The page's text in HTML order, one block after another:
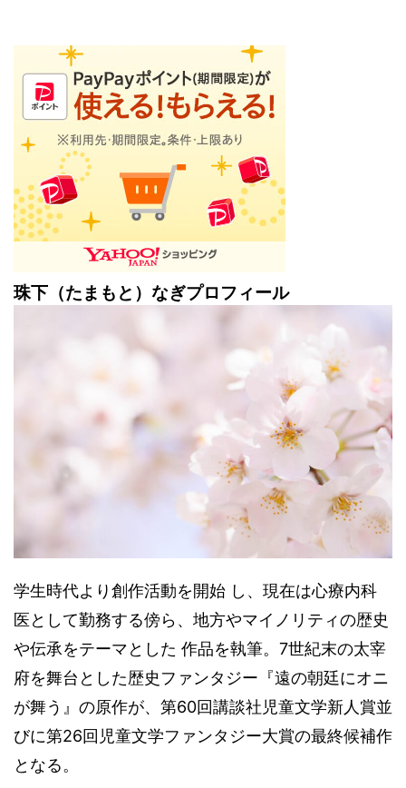
珠下（たまもと）なぎプロフィール
学生時代より創作活動を開始 し、現在は心療内科
医として勤務する傍ら、地方やマイノリティの歴史
や伝承をテーマとした 作品を執筆。7世紀末の太宰
府を舞台とした歴史ファンタジー『遠の朝廷にオニ
が舞う』の原作が、第60回講談社児童文学新人賞並
びに第26回児童文学ファンタジー大賞の最終候補作
となる。